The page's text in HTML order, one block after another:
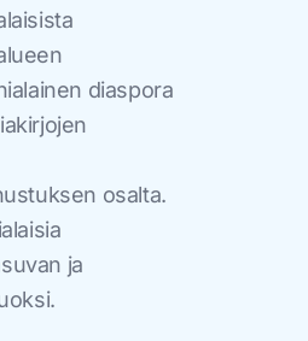
diaspora
osalta.
ja